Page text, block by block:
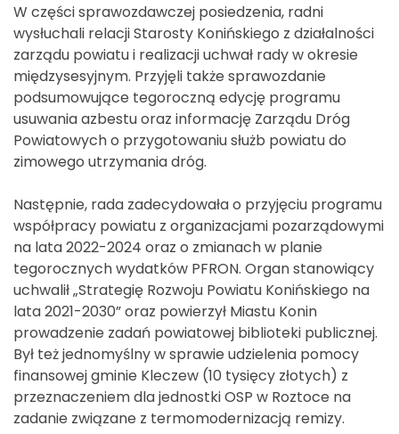
W części sprawozdawczej posiedzenia, radni
wysłuchali relacji Starosty Konińskiego z działalności
zarządu powiatu i realizacji uchwał rady w okresie
międzysesyjnym. Przyjęli także sprawozdanie
podsumowujące tegoroczną edycję programu
usuwania azbestu oraz informację Zarządu Dróg
Powiatowych o przygotowaniu służb powiatu do
zimowego utrzymania dróg.
Następnie, rada zadecydowała o przyjęciu programu
współpracy powiatu z organizacjami pozarządowymi
na lata 2022-2024 oraz o zmianach w planie
tegorocznych wydatków PFRON. Organ stanowiący
uchwalił „Strategię Rozwoju Powiatu Konińskiego na
lata 2021-2030” oraz powierzył Miastu Konin
prowadzenie zadań powiatowej biblioteki publicznej.
Był też jednomyślny w sprawie udzielenia pomocy
finansowej gminie Kleczew (10 tysięcy złotych) z
przeznaczeniem dla jednostki OSP w Roztoce na
zadanie związane z termomodernizacją remizy.